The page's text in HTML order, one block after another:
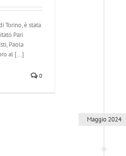
Torino, è stata
Pari
Paola
al [...]
0
Maggio 2024